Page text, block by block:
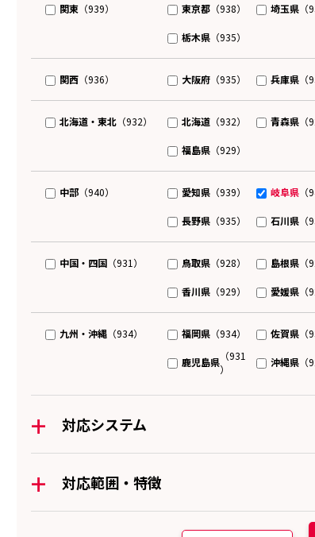
関東 （939） 東京都（938） 埼玉県（
栃木県（935）
関西 （936） 大阪府（935） 兵庫県（
北海道・東北 （932） 北海道（932） 青森県（
福島県（929）
中部 （940） 愛知県（939） 岐阜県（
長野県（935） 石川県（
中国・四国 （931） 鳥取県（928） 島根県（
香川県（929） 愛媛県（
九州・沖縄 （934） 福岡県（934） 佐賀県（
鹿児島県 （931
）
沖縄県（
+ 対応システム
+ 対応範囲・特徴